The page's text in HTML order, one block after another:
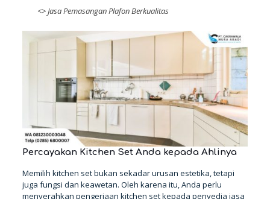
<>Jasa Pemasangan Plafon Berkualitas
Percayakan Kitchen Set Anda kepada Ahlinya
Memilih kitchen set bukan sekadar urusan estetika, tetapi
juga fungsi dan keawetan. Oleh karena itu, Anda perlu
menyerahkan pengerjaan kitchen set kepada penyedia jasa